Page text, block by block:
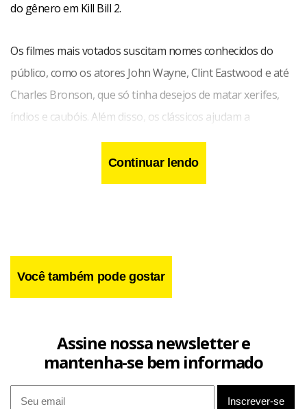
do gênero em Kill Bill 2.
Os filmes mais votados suscitam nomes conhecidos do
público, como os atores John Wayne, Clint Eastwood e até
Charles Bronson, que só tinha desejos de matar xerifes,
índios e caubóis. Além disso, os clássicos ajudam a
reconstruir uma parte importante da história do cinema e
Continuar lendo
Você também pode gostar
Assine nossa newsletter e
mantenha-se bem informado